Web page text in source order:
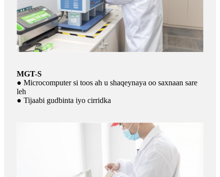
MGT-S
● Microcomputer si toos ah u shaqeynaya oo saxnaan sare
leh
● Tijaabi gudbinta iyo cirridka